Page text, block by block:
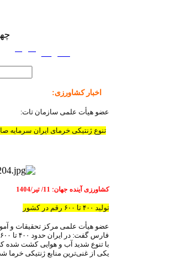
اخبار کشاورزی:
عضو هیأت علمی سازمان تات:
تنوع ژنتیکی خرمای ایران سرمایه
کشاورزی آینده جهان:
تولید ۴۰۰ تا ۶۰۰ رقم در کشور
عضو هیأت علمی مرکز تحقیقات و
با تنوع شدید آب و هوایی کشت شده که
یکی از غنی‌ترین منابع ژنتیکی خرما